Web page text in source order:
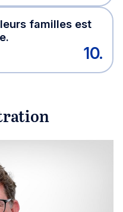
familles est
10.